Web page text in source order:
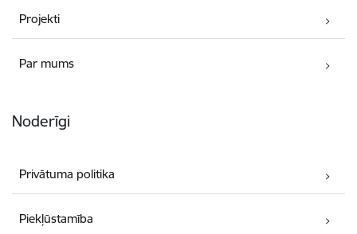
Projekti
Par mums
Noderīgi
Privātuma politika
Piekļūstamība